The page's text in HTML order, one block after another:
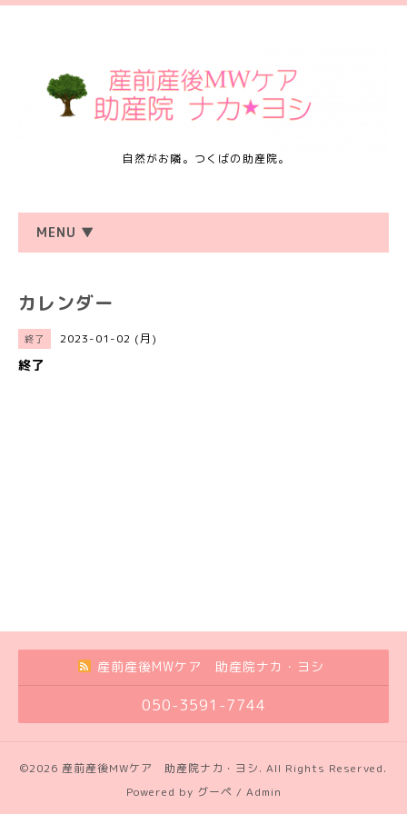
自然がお隣。つくばの助産院。
MENU ▼
カレンダー
終了 2023-01-02 (月)
終了
産前産後MWケア 助産院ナカ・ヨシ
050-3591-7744
©2026 産前産後MWケア 助産院ナカ・ヨシ. All Rights Reserved.
Powered by グーペ / Admin